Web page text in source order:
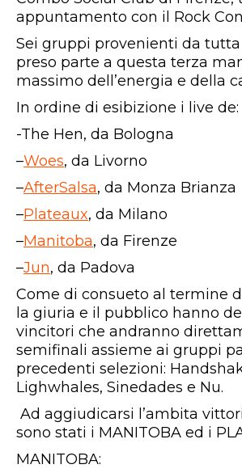
appuntamento con il Rock
Sei gruppi provenienti da
preso parte a questa terza
massimo dell’energia e della
In ordine di esibizione i live de:
-The Hen, da Bologna
–Woes, da Livorno
–AfterSalsa, da Monza Brianza
–Plateaux, da Milano
–Manitoba, da Firenze
–Jun, da Padova
Come di consueto al termine
la giuria e il pubblico hanno
vincitori che andranno
semifinali assieme ai gruppi
precedenti selezioni:
Lighwhales, Sinedades e Nu.
Ad aggiudicarsi l’ambita
sono stati i MANITOBA ed i
MANITOBA: